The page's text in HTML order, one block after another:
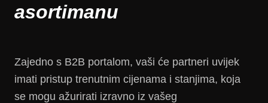
asortimanu
Zajedno s B2B portalom, vaši će partneri uvijek
imati pristup trenutnim cijenama i stanjima, koja
se mogu ažurirati izravno iz vašeg